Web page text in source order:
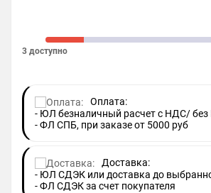
3 доступно
Оплата:
- ЮЛ безналичный расчет с НДС/
- ФЛ СПБ, при заказе от 5000 руб
Доставка:
- ЮЛ СДЭК или доставка до
- ФЛ СДЭК за счет покупателя